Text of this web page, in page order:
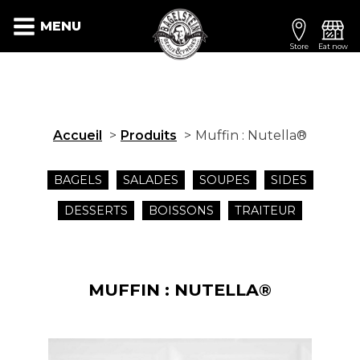
MENU
Store Eat now
Accueil Produits Muffin : Nutella®
BAGELS SALADES SOUPES SIDES
DESSERTS BOISSONS TRAITEUR
MUFFIN : NUTELLA®